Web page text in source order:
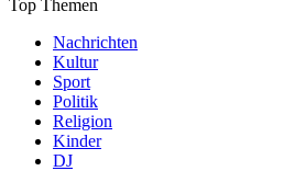
Top Themen
Nachrichten
Kultur
Sport
Politik
Religion
Kinder
DJ